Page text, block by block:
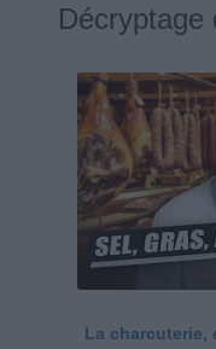
Décryptage
La charcuterie,